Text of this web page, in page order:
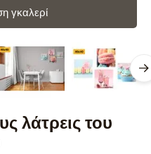
λάτρεις του
γκαλερί